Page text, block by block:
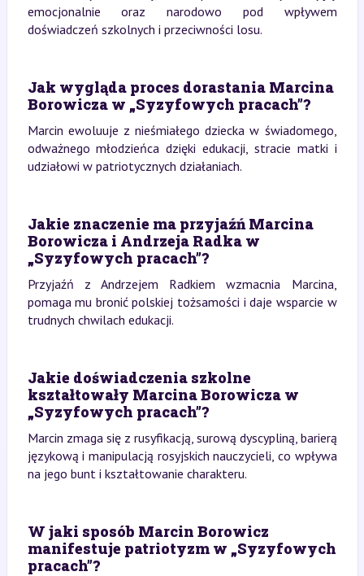
emocjonalnie oraz narodowo pod wpływem
doświadczeń szkolnych i przeciwności losu.
Jak wygląda proces dorastania Marcina
Borowicza w „Syzyfowych pracach”?
Marcin ewoluuje z nieśmiałego dziecka w świadomego,
odważnego młodzieńca dzięki edukacji, stracie matki i
udziałowi w patriotycznych działaniach.
Jakie znaczenie ma przyjaźń Marcina
Borowicza i Andrzeja Radka w
„Syzyfowych pracach”?
Przyjaźń z Andrzejem Radkiem wzmacnia Marcina,
pomaga mu bronić polskiej tożsamości i daje wsparcie w
trudnych chwilach edukacji.
Jakie doświadczenia szkolne
kształtowały Marcina Borowicza w
„Syzyfowych pracach”?
Marcin zmaga się z rusyfikacją, surową dyscypliną, barierą
językową i manipulacją rosyjskich nauczycieli, co wpływa
na jego bunt i kształtowanie charakteru.
W jaki sposób Marcin Borowicz
manifestuje patriotyzm w „Syzyfowych
pracach”?